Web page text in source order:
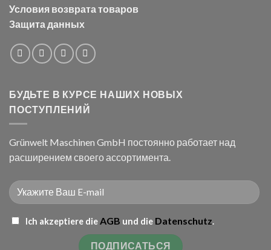
Условия возврата товаров
Защита данных
БУДЬТЕ В КУРСЕ НАШИХ НОВЫХ
ПОСТУПЛЕНИЙ
Grünwelt Maschinen GmbH постоянно работает над
расширением своего ассортимента.
Ich akzeptiere die AGB und die Datenschutz.